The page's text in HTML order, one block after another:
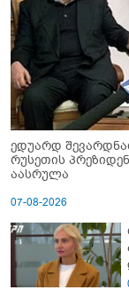
ედუარდ
რუსეთის
აასრულა
07-08-2026